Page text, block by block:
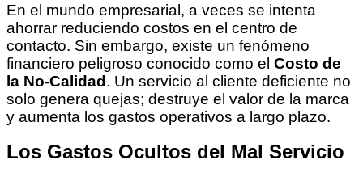
En el mundo empresarial, a veces se intenta
ahorrar reduciendo costos en el centro de
contacto. Sin embargo, existe un fenómeno
financiero peligroso conocido como el Costo de
la No-Calidad. Un servicio al cliente deficiente no
solo genera quejas; destruye el valor de la marca
y aumenta los gastos operativos a largo plazo.
Los Gastos Ocultos del Mal Servicio